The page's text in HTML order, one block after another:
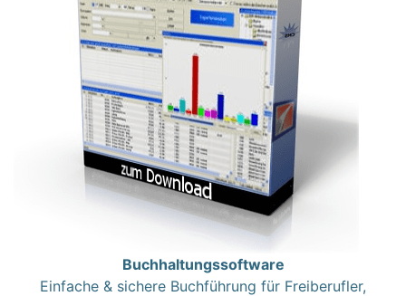
Buchhaltungssoftware
Einfache & sichere Buchführung für Freiberufler,